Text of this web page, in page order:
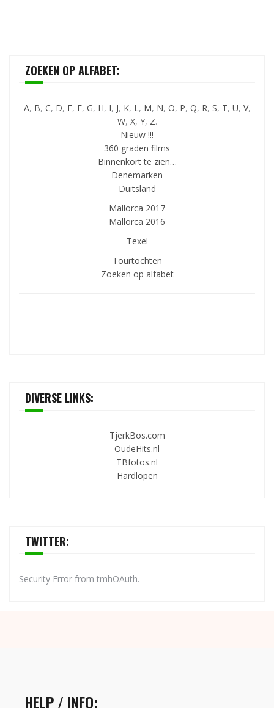
ZOEKEN OP ALFABET:
A, B, C, D, E, F, G, H, I, J, K, L, M, N, O, P, Q, R, S, T, U, V,
W, X, Y, Z.
Nieuw !!!
360 graden films
Binnenkort te zien…
Denemarken
Duitsland
Mallorca 2017
Mallorca 2016
Texel
Tourtochten
Zoeken op alfabet
DIVERSE LINKS:
TjerkBos.com
OudeHits.nl
TBfotos.nl
Hardlopen
TWITTER:
Security Error from tmhOAuth.
HELP / INFO: